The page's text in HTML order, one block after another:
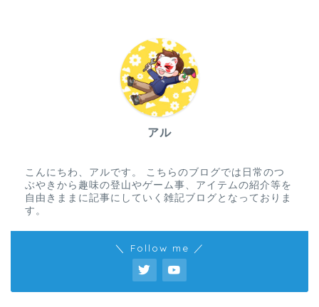
アル
こんにちわ、アルです。 こちらのブログでは日常のつ
ぶやきから趣味の登山やゲーム事、アイテムの紹介等を
自由きままに記事にしていく雑記ブログとなっておりま
す。
＼ Follow me ／